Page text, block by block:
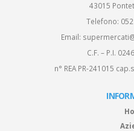
43015
Telefono:
Email:
C.F. – P.I.
n° REA PR-241015